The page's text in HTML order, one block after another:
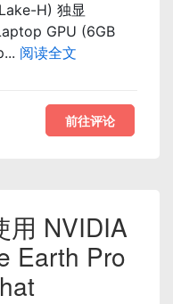
H) 独显
GPU (6GB
阅读全文
前往评论
用 NVIDIA
Earth Pro